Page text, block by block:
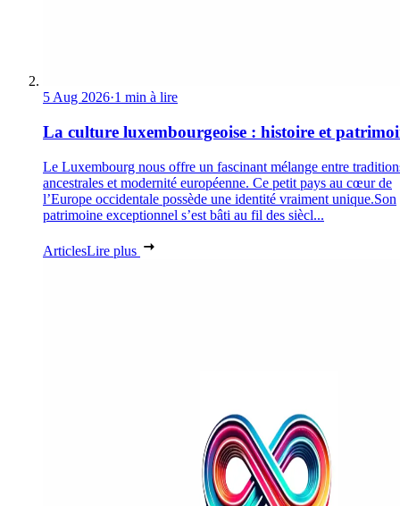
5 Aug 2026·1 min à lire
La culture luxembourgeoise : histoire et
Le Luxembourg nous offre un fascinant mélange entre
ancestrales et modernité européenne. Ce petit pays au cœur de
l’Europe occidentale possède une identité vraiment unique.Son
patrimoine exceptionnel s’est bâti au fil des siècl...
ArticlesLire plus